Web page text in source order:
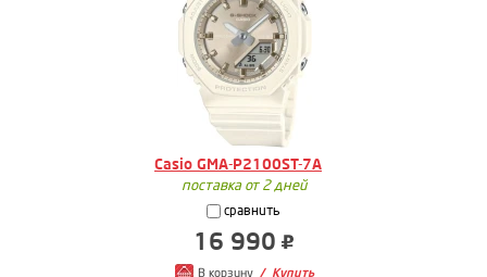
Casio GMA-P2100ST-7A
поставка от 2 дней
сравнить
16 990
В корзину Купить